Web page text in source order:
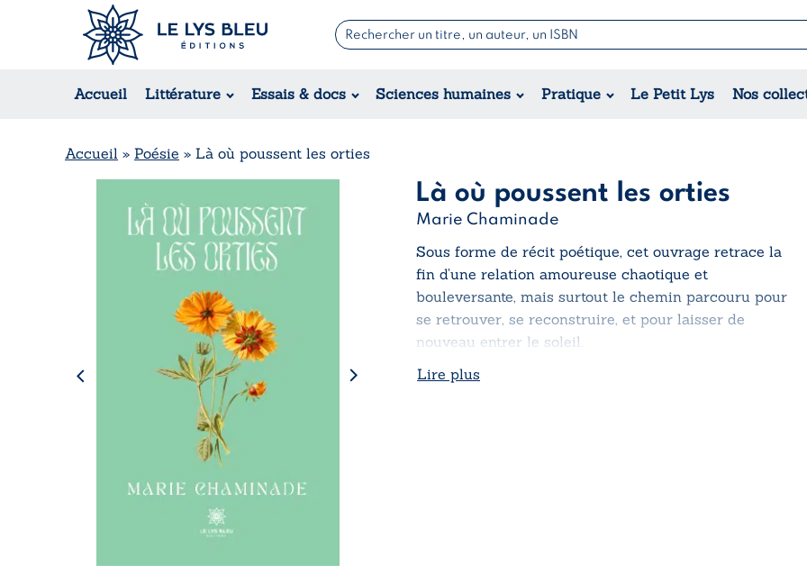
Accueil Littérature Essais & docs Sciences humaines Pratique Le Petit Lys Nos
Romans
Suspense / Thriller / Policier
Romance
Jeunesse
Théâtre
Accueil » Poésie » Là où poussent les orties
Là où poussent les orties
Marie Chaminade
Sous forme de récit poétique, cet ouvrage retrace la
fin d’une relation amoureuse chaotique et
bouleversante, mais surtout le chemin parcouru pour
se retrouver, se reconstruire, et pour laisser de
nouveau entrer le soleil.
Lire plus